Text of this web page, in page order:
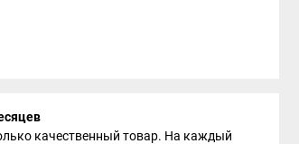
качественный товар. На каждый